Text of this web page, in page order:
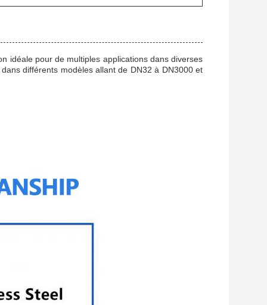
idéale pour de multiples applications dans diverses
différents modèles allant de DN32 à DN3000 et